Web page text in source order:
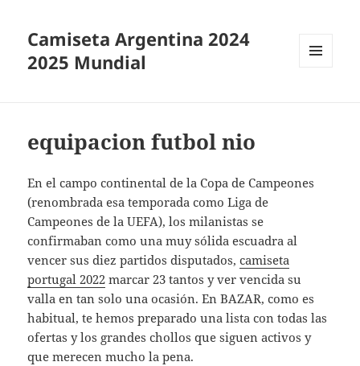
Camiseta Argentina 2024
2025 Mundial
equipacion futbol nio
En el campo continental de la Copa de Campeones
(renombrada esa temporada como Liga de
Campeones de la UEFA), los milanistas se
confirmaban como una muy sólida escuadra al
vencer sus diez partidos disputados,camiseta
portugal 2022 marcar 23 tantos y ver vencida su
valla en tan solo una ocasión. En BAZAR, como es
habitual, te hemos preparado una lista con todas las
ofertas y los grandes chollos que siguen activos y
que merecen mucho la pena.